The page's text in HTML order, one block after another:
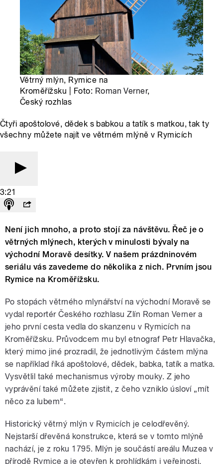
Větrný mlýn, Rymice na
Kroměřížsku | Foto: Roman Verner,
Český rozhlas
Čtyři apoštolové, dědek s babkou a tatík s matkou, tak ty
všechny můžete najít ve větrném mlýně v Rymicích
3:21
Není jich mnoho, a proto stojí za návštěvu. Řeč je o
větrných mlýnech, kterých v minulosti bývaly na
východní Moravě desítky. V našem prázdninovém
seriálu vás zavedeme do několika z nich. Prvním jsou
Rymice na Kroměřížsku.
Po stopách větrného mlynářství na východní Moravě se
vydal reportér Českého rozhlasu Zlín Roman Verner a
jeho první cesta vedla do skanzenu v Rymicích na
Kroměřížsku. Průvodcem mu byl etnograf Petr Hlavačka,
který mimo jiné prozradil, že jednotlivým částem mlýna
se například říká apoštolové, dědek, babka, tatík a matka.
Vysvětlil také mechanismus výroby mouky. Z jeho
vyprávění také můžete zjistit, z čeho vzniklo úsloví „mít
něco za lubem“.
Historický větrný mlýn v Rymicích je celodřevěný.
Nejstarší dřevěná konstrukce, která se v tomto mlýně
nachází, je z roku 1795. Mlýn je součástí areálu Muzea v
přírodě Rymice a je otevřen k prohlídkám i veřejnosti,